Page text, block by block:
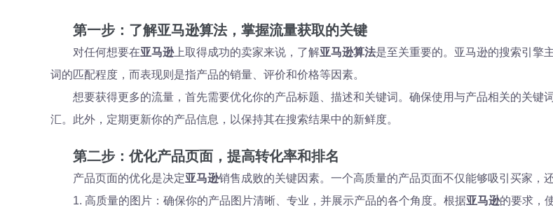
第一步：了解亚马逊算法，掌握流量获取的关键
对任何想要在亚马逊上取得成功的卖家来说，了解亚马逊算法是至关重要的。亚马逊的搜索引擎
词的匹配程度，而表现则是指产品的销量、评价和价格等因素。
想要获得更多的流量，首先需要优化你的产品标题、描述和关键词。确保使用与产品相关的关
汇。此外，定期更新你的产品信息，以保持其在搜索结果中的新鲜度。
第二步：优化产品页面，提高转化率和排名
产品页面的优化是决定亚马逊销售成败的关键因素。一个高质量的产品页面不仅能够吸引买家，
1. 高质量的图片：确保你的产品图片清晰、专业，并展示产品的各个角度。根据亚马逊的要求，